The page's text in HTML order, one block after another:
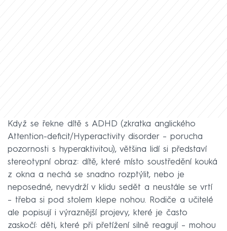
Když se řekne dítě s ADHD (zkratka anglického
Attention-deficit/Hyperactivity disorder – porucha
pozornosti s hyperaktivitou), většina lidí si představí
stereotypní obraz: dítě, které místo soustředění kouká
z okna a nechá se snadno rozptýlit, nebo je
neposedné, nevydrží v klidu sedět a neustále se vrtí
– třeba si pod stolem klepe nohou. Rodiče a učitelé
ale popisují i výraznější projevy, které je často
zaskočí: děti, které při přetížení silně reagují – mohou